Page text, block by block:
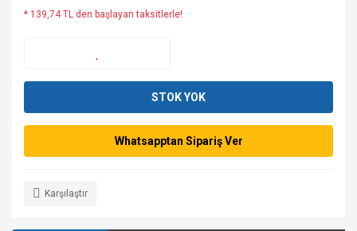
* 139,74 TL den başlayan taksitlerle!
STOK YOK
Whatsapptan Sipariş Ver
Karşılaştır